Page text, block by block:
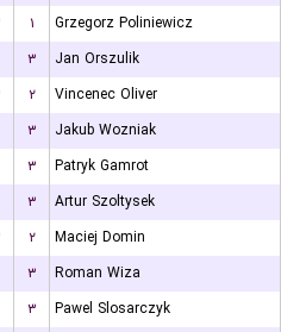
۱
Grzegorz Poliniewicz
۳
Jan Orszulik
۲
Vincenec Oliver
۳
Jakub Wozniak
۳
Patryk Gamrot
۳
Artur Szoltysek
۲
Maciej Domin
۳
Roman Wiza
۳
Pawel Slosarczyk